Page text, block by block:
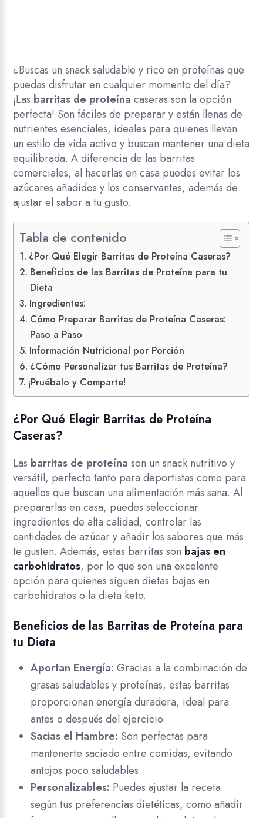
¿Buscas un snack saludable y rico en proteínas que
puedas disfrutar en cualquier momento del día?
¡Las barritas de proteína caseras son la opción
perfecta! Son fáciles de preparar y están llenas de
nutrientes esenciales, ideales para quienes llevan
un estilo de vida activo y buscan mantener una dieta
equilibrada. A diferencia de las barritas
comerciales, al hacerlas en casa puedes evitar los
azúcares añadidos y los conservantes, además de
ajustar el sabor a tu gusto.
Tabla de contenido
¿Por Qué Elegir Barritas de Proteína Caseras?
Beneficios de las Barritas de Proteína para tu
Dieta
Ingredientes:
Cómo Preparar Barritas de Proteína Caseras:
Paso a Paso
Información Nutricional por Porción
¿Cómo Personalizar tus Barritas de Proteína?
¡Pruébalo y Comparte!
¿Por Qué Elegir Barritas de Proteína
Caseras?
Las barritas de proteína son un snack nutritivo y
versátil, perfecto tanto para deportistas como para
aquellos que buscan una alimentación más sana. Al
prepararlas en casa, puedes seleccionar
ingredientes de alta calidad, controlar las
cantidades de azúcar y añadir los sabores que más
te gusten. Además, estas barritas son bajas en
carbohidratos, por lo que son una excelente
opción para quienes siguen dietas bajas en
carbohidratos o la dieta keto.
Beneficios de las Barritas de Proteína para
tu Dieta
Aportan Energía: Gracias a la combinación de
grasas saludables y proteínas, estas barritas
proporcionan energía duradera, ideal para
antes o después del ejercicio.
Sacias el Hambre: Son perfectas para
mantenerte saciado entre comidas, evitando
antojos poco saludables.
Personalizables: Puedes ajustar la receta
según tus preferencias dietéticas, como añadir